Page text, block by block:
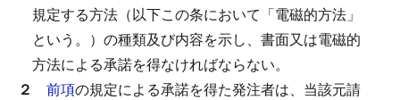
規定する方法（以下この条において「電磁的方法」
という。）の種類及び内容を示し、書面又は電磁的
方法による承諾を得なければならない。
２ 前項の規定による承諾を得た発注者は、当該元請